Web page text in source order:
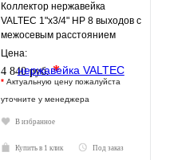
Коллектор нержавейка
VALTEC 1"х3/4" НР 8 выходов с
межосевым расстоянием
выходов 50мм
Цена:
4 840 руб.*
* Актуальную цену пожалуйста
уточните у менеджера
В избранное
Купить в 1 клик Под заказ